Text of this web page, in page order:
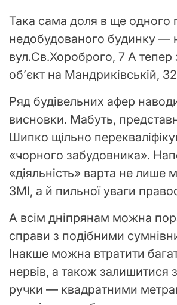
Така сама доля в ще одного
недобудованого будинку —
вул.Св.Хороброго, 7 А
об’єкт на Мандриківській,
Ряд будівельних афер
висновки. Мабуть,
Шипко щільно
«чорного забудовника».
«діяльність» варта не лише
ЗМІ, а й пильної уваги
А всім дніпрянам можна
справи з подібними
Інакше можна втратити
нервів, а також залишитися
ручки — квадратними